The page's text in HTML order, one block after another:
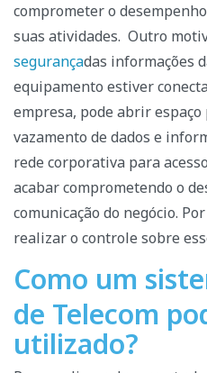
comprometer o
suas atividades. Outro
segurançadas informações
equipamento estiver
empresa, pode abrir
vazamento de dados e
rede corporativa para
acabar comprometendo o
comunicação do negócio.
realizar o controle sobre
Como um
de Telecom
utilizado?